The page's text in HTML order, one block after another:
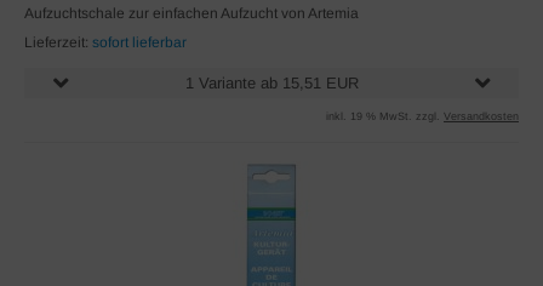
Aufzuchtschale zur einfachen Aufzucht von Artemia
Lieferzeit: sofort lieferbar
1 Variante ab 15,51 EUR
inkl. 19 % MwSt. zzgl. Versandkosten